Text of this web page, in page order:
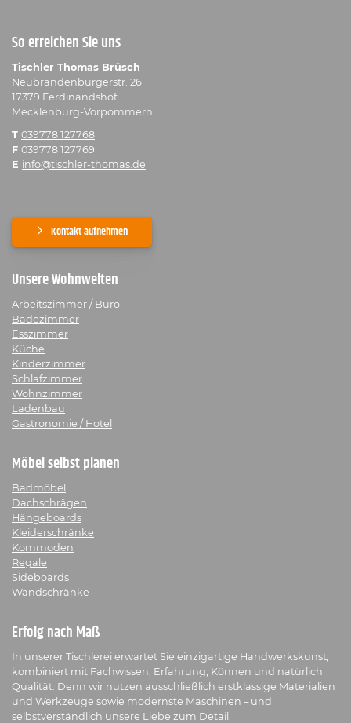
So erreichen Sie uns
Tischler Thomas Brüsch
Neubrandenburgerstr. 26
17379 Ferdinandshof
Mecklenburg-Vorpommern
T 039778 127768
F 039778 127769
E info@tischler-thomas.de
Kontakt aufnehmen
Unsere Wohnwelten
Arbeitszimmer / Büro
Badezimmer
Esszimmer
Küche
Kinderzimmer
Schlafzimmer
Wohnzimmer
Ladenbau
Gastronomie / Hotel
Möbel selbst planen
Badmöbel
Dachschrägen
Hängeboards
Kleiderschränke
Kommoden
Regale
Sideboards
Wandschränke
Erfolg nach Maß
In unserer Tischlerei erwartet Sie einzigartige Handwerkskunst,
kombiniert mit Fachwissen, Erfahrung, Können und natürlich
Qualität. Denn wir nutzen ausschließlich erstklassige Materialien
und Werkzeuge sowie modernste Maschinen – und
selbstverständlich unsere Liebe zum Detail.